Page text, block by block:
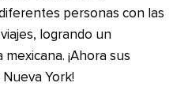
personas con las
logrando un
¡Ahora sus
York!